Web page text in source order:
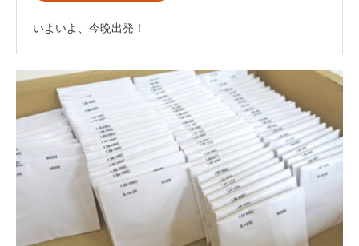
いよいよ、今晩出発！